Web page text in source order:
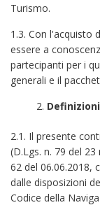
Turismo.
1.3. Con l'acquisto
essere a
partecipanti per i
generali e il
2.1. Il presente
(D.Lgs. n. 79 del
62 del 06.06.2018,
dalle disposizioni
Codice della